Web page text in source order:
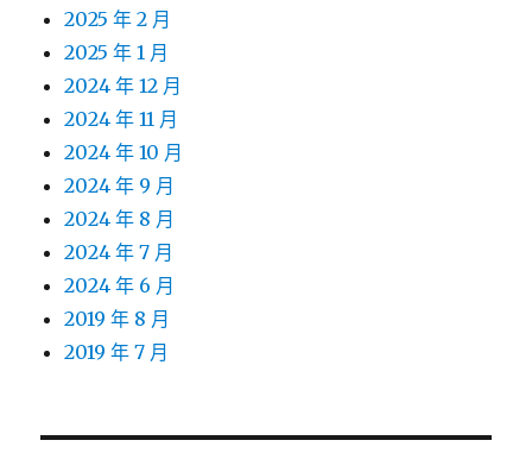
2025 年 2 月
2025 年 1 月
2024 年 12 月
2024 年 11 月
2024 年 10 月
2024 年 9 月
2024 年 8 月
2024 年 7 月
2024 年 6 月
2019 年 8 月
2019 年 7 月